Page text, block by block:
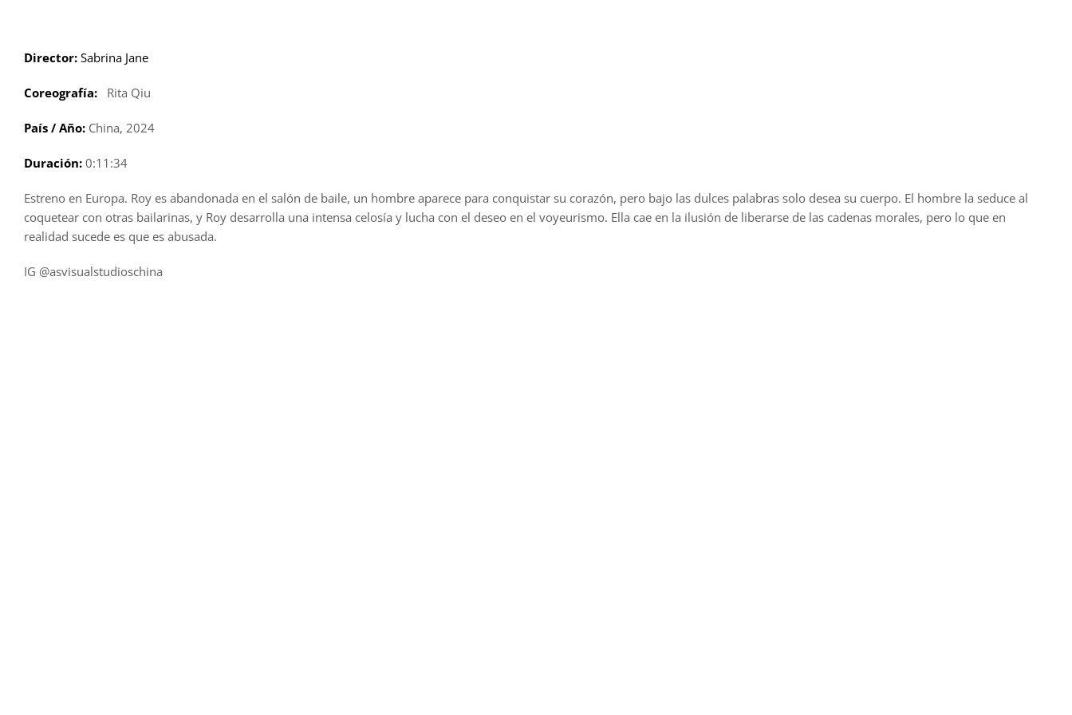
Director: Sabrina Jane
Coreografía: Rita Qiu
País / Año: China, 2024
Duración: 0:11:34
Estreno en Europa. Roy es abandonada en el salón de baile, un hombre aparece para conquistar su corazón, pero bajo las dulces palabras solo desea su cuerpo. El hombre la seduce al
coquetear con otras bailarinas, y Roy desarrolla una intensa celosía y lucha con el deseo en el voyeurismo. Ella cae en la ilusión de liberarse de las cadenas morales, pero lo que en
realidad sucede es que es abusada.
IG @asvisualstudioschina